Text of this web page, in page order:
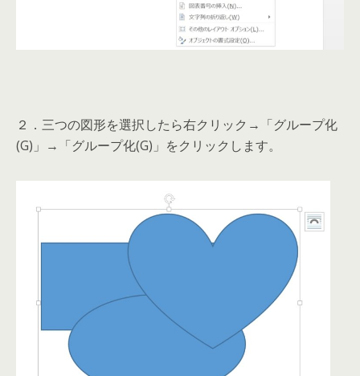
２．三つの図形を選択したら右クリック→「グループ化
(G)」→「グループ化(G)」をクリックします。